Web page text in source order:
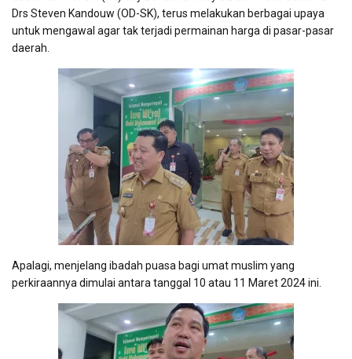
Drs Steven Kandouw (OD-SK), terus melakukan berbagai upaya
untuk mengawal agar tak terjadi permainan harga di pasar-pasar
daerah.
Apalagi, menjelang ibadah puasa bagi umat muslim yang
perkiraannya dimulai antara tanggal 10 atau 11 Maret 2024 ini.